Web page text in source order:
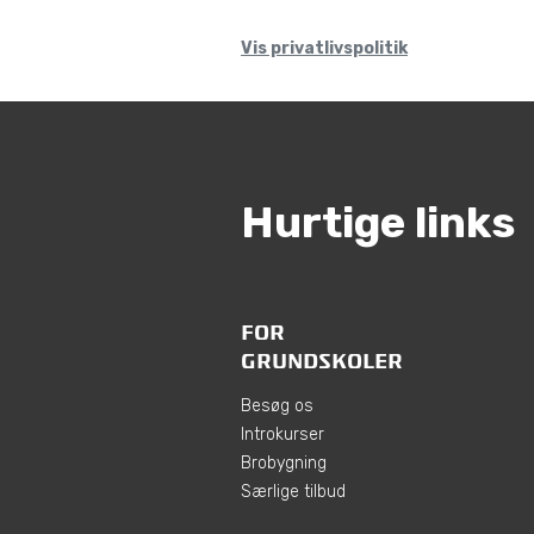
Vis privatlivspolitik
Hurtige links
FOR
GRUNDSKOLER
Besøg os
Introkurser
Brobygning
Særlige tilbud